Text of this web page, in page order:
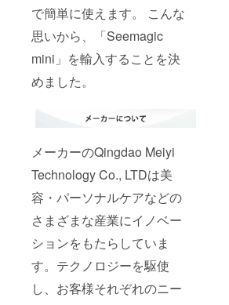
で簡単に使えます。 こんな
思いから、「Seemagic
mini」を輸入することを決
めました。
メーカーのQingdao Meiyi
Technology Co., LTDは美
容・パーソナルケアなどの
さまざまな産業にイノベー
ションをもたらしていま
す。テクノロジーを駆使
し、お客様それぞれのニー